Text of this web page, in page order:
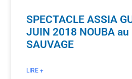
SPECTACLE ASSIA
JUIN 2018 NOUBA au
SAUVAGE
LIRE +